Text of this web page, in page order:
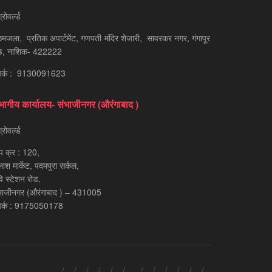
प्रतिक अपार्टमेंट, गणपती मंदिर शेजारी, सावरकर नगर, गंगापूर
नाशिक- 422222
: 9130091623
कार्यालय- संभाजीनगर (औरंगाबाद )
क्र : 120,
मार्केट, पदमपुरा सर्कल,
स्टेशन रोड,
(औरंगाबाद ) – 431005
: 9175050178